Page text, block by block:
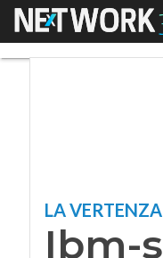
Menu
LA VERTENZA
Ibm-